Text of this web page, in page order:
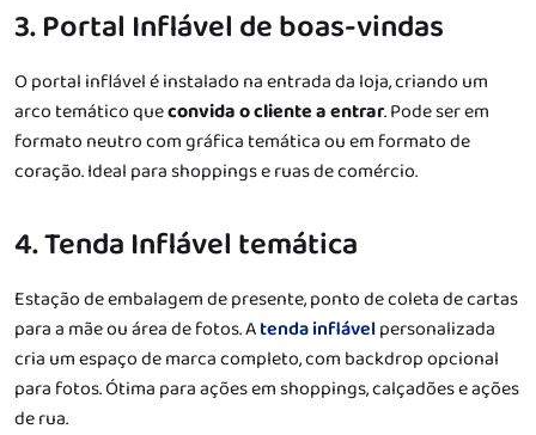
3. Portal Inflável de boas-vindas
O portal inflável é instalado na entrada da loja, criando um
arco temático queconvida o cliente a entrar. Pode ser em
formato neutro com gráfica temática ou em formato de
coração. Ideal para shoppings e ruas de comércio.
4. Tenda Inflável temática
Estação de embalagem de presente, ponto de coleta de cartas
para a mãe ou área de fotos. Atenda inflávelpersonalizada
cria um espaço de marca completo, com backdrop opcional
para fotos. Ótima para ações em shoppings, calçadões e ações
de rua.